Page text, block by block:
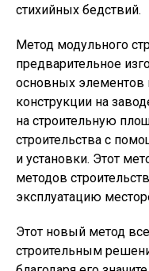
стихийных бедствий.
Метод модульного
предварительное
основных элементов
конструкции на
на строительную
строительства с
и установки. Этот
методов
эксплуатацию
Этот новый метод
строительным